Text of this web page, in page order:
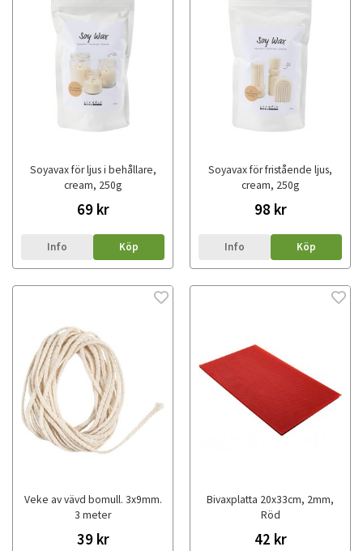
Soyavax för ljus i behållare,
cream, 250g
69 kr
Info Köp
Soyavax för fristående ljus,
cream, 250g
98 kr
Info Köp
Veke av vävd bomull. 3x9mm.
3 meter
39 kr
Bivaxplatta 20x33cm, 2mm,
Röd
42 kr